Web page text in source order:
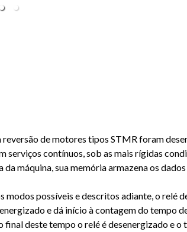
de motores tipos STMR foram
serviços contínuos, sob as mais rígidas
da máquina, sua memória armazena os
possíveis e descritos adiante, o relé
e dá início à contagem do tempo
deste tempo o relé é desenergizado e